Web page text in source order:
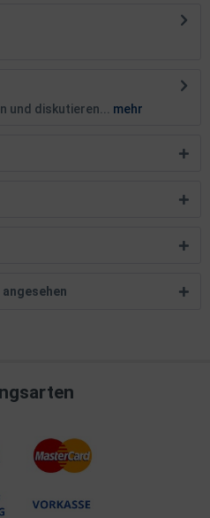
und diskutieren...
mehr